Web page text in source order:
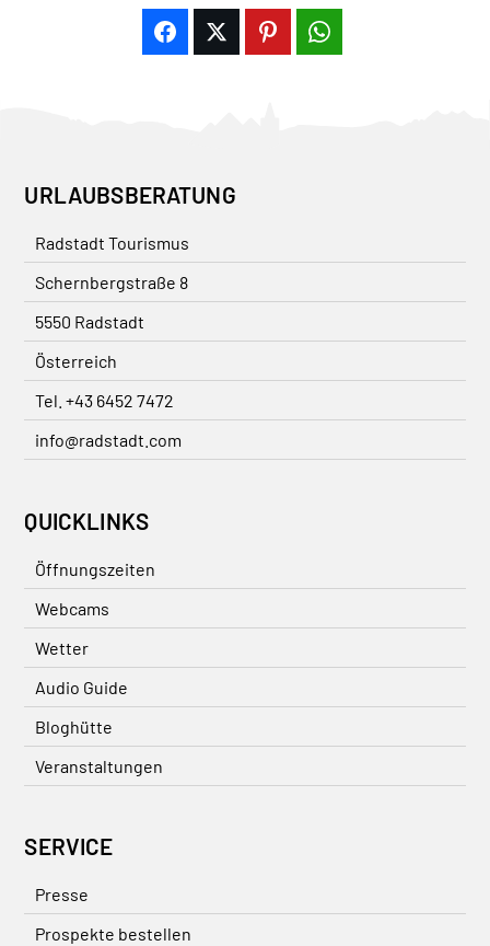
URLAUBSBERATUNG
Radstadt Tourismus
Schernbergstraße 8
5550 Radstadt
Österreich
Tel. +43 6452 7472
info@radstadt.com
QUICKLINKS
Öffnungszeiten
Webcams
Wetter
Audio Guide
Bloghütte
Veranstaltungen
SERVICE
Presse
Prospekte bestellen